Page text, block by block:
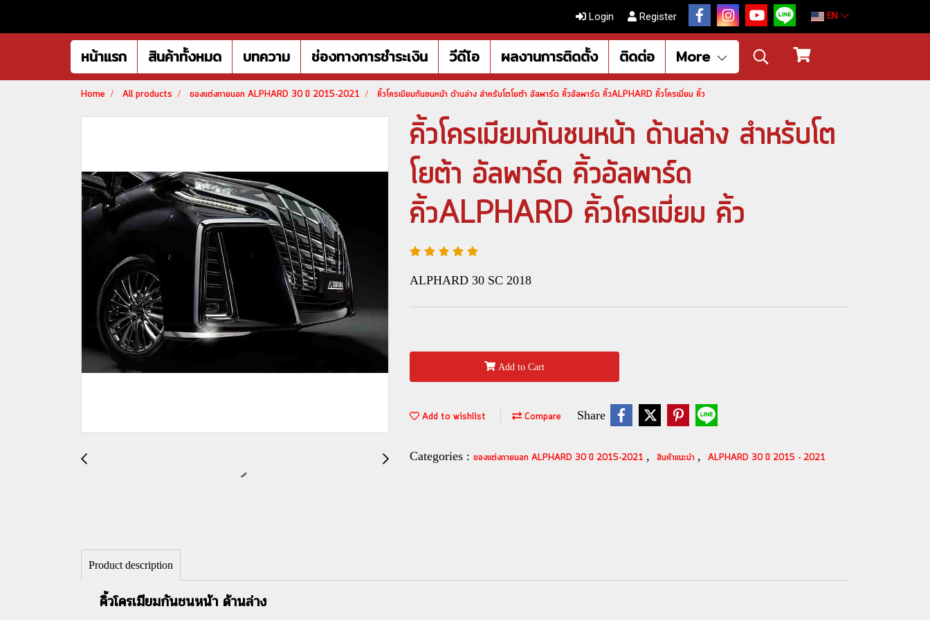
Login Register EN
หน้าแรก สินค้าทั้งหมด บทความ ช่องทางการชำระเงิน วีดีโอ ผลงานการติดตั้ง ติดต่อ More
Home All products ของแต่งภายนอก ALPHARD 30 ปี 2015-2021 คิ้วโครเมียมกันชนหน้า ด้านล่าง สำหรับโตโยต้า อัลพาร์ด คิ้วอัลพาร์ด คิ้วALPHARD คิ้วโครเมี่ยม คิ้ว
คิ้วโครเมียมกันชนหน้า ด้านล่าง สำหรับโต
โยต้า อัลพาร์ด คิ้วอัลพาร์ด
คิ้วALPHARD คิ้วโครเมี่ยม คิ้ว
ALPHARD 30 SC 2018
Add to Cart
Add to wishlist Compare Share
Categories : ของแต่งภายนอก ALPHARD 30 ปี 2015-2021 , สินค้าแนะนำ , ALPHARD 30 ปี 2015 - 2021
Product description
คิ้วโครเมียมกันชนหน้า ด้านล่าง